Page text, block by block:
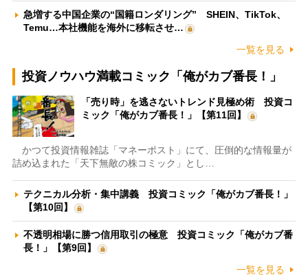
急増する中国企業の“国籍ロンダリング” SHEIN、TikTok、
Temu…本社機能を海外に移転させ…
一覧を見る
投資ノウハウ満載コミック「俺がカブ番長！」
「売り時」を逃さないトレンド見極め術 投資コ
ミック「俺がカブ番長！」【第11回】
かつて投資情報雑誌「マネーポスト」にて、圧倒的な情報量が
詰め込まれた「天下無敵の株コミック」とし…
テクニカル分析・集中講義 投資コミック「俺がカブ番長！」
【第10回】
不透明相場に勝つ信用取引の極意 投資コミック「俺がカブ番
長！」【第9回】
一覧を見る